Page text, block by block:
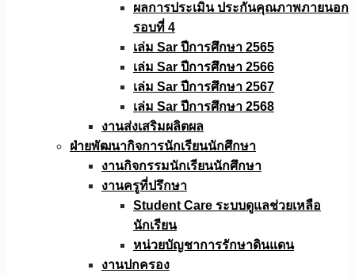
ผลการประเมิน ประกันคุณภาพภายนอก
รอบที่ 4
เล่ม Sar ปีการศึกษา 2565
เล่ม Sar ปีการศึกษา 2566
เล่ม Sar ปีการศึกษา 2567
เล่ม Sar ปีการศึกษา 2568
งานส่งเสริมผลิตผล
ฝ่ายพัฒนากิจการนักเรียนนักศึกษา
งานกิจกรรมนักเรียนนักศึกษา
งานครูที่ปรึกษา
Student Care ระบบดูแลช่วยเหลือ
นักเรียน
หน่วยบัญชาการรักษาดินแดน
งานปกครอง